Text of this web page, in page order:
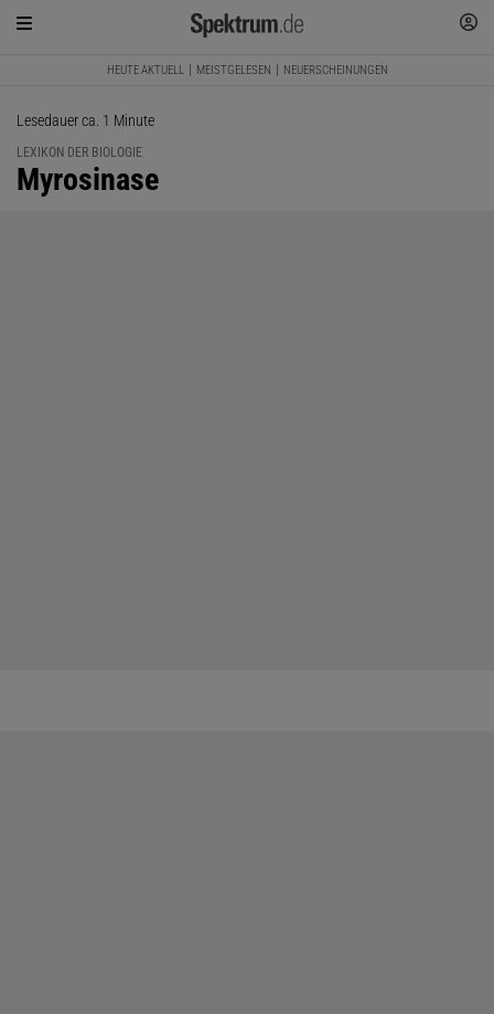
HEUTE AKTUELL MEISTGELESEN NEUERSCHEINUNGEN
Lesedauer ca. 1 Minute
LEXIKON DER BIOLOGIE
:
Myrosinase